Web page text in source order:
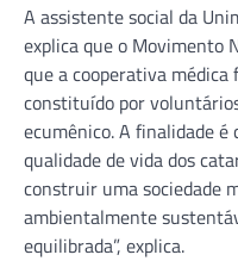
A assistente social da
explica que o Movimento
que a cooperativa
constituído por
ecumênico. A finalidade
qualidade de vida dos
construir uma sociedade
ambientalmente
equilibrada”, explica.